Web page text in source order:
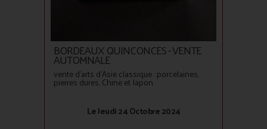
BORDEAUX QUINCONCES - VENTE
AUTOMNALE
vente d'arts d'Asie classique : porcelaines,
pierres dures, Chine et Japon.
Le Jeudi 24 Octobre 2024